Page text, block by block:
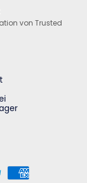
von Trusted